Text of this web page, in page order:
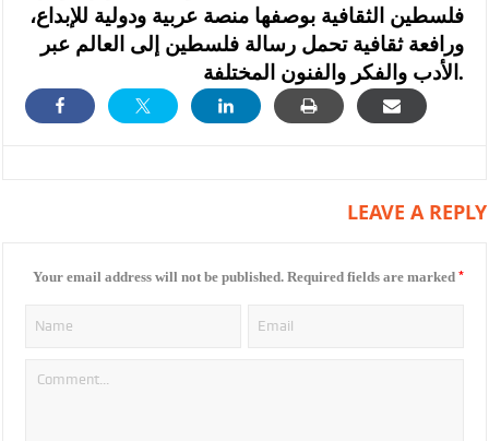
فلسطين الثقافية بوصفها منصة عربية ودولية للإبداع،
ورافعة ثقافية تحمل رسالة فلسطين إلى العالم عبر
الأدب والفكر والفنون المختلفة.
LEAVE A REPLY
Your email address will not be published. Required fields are marked *